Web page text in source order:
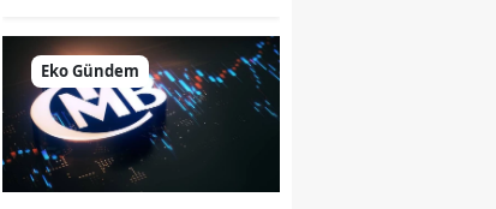
Eko Gündem